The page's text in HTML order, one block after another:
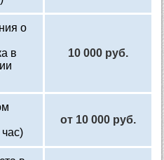
о
в
10 000 руб.
от 10 000 руб.